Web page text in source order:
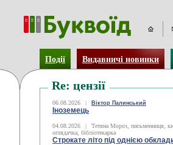
Події Видавничі новинки
Re: цензії
06.08.2026 | Віктор Палинський
Іноземець
04.08.2026 |
Тетяна Мороз, письменниця,
оглядачка, бібліотекарка
Строкате літо під однією